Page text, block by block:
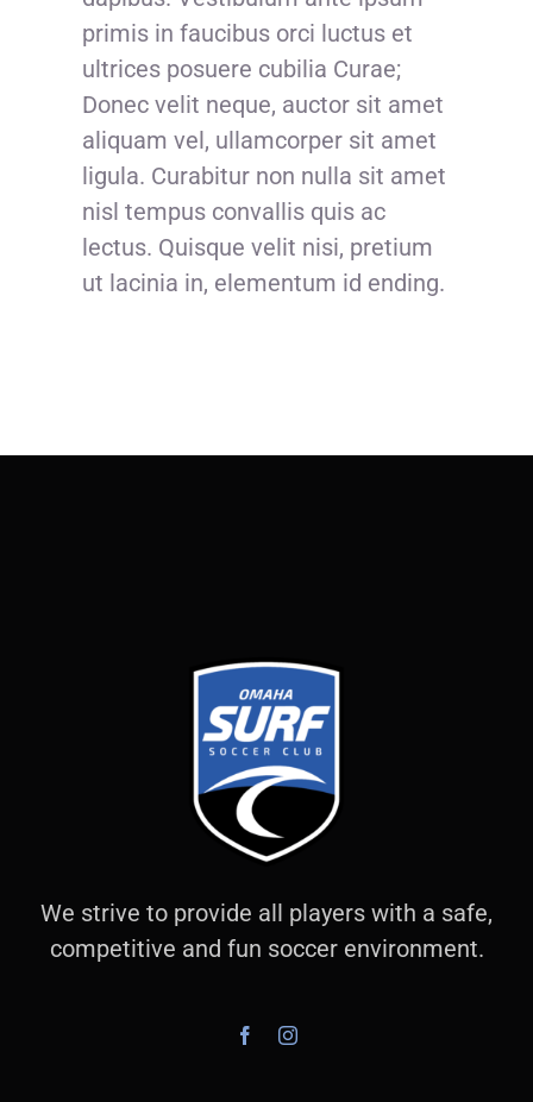
primis in faucibus orci luctus et
ultrices posuere cubilia Curae;
Donec velit neque, auctor sit amet
aliquam vel, ullamcorper sit amet
ligula. Curabitur non nulla sit amet
nisl tempus convallis quis ac
lectus. Quisque velit nisi, pretium
ut lacinia in, elementum id ending.
We strive to provide all players with a safe,
competitive and fun soccer environment.